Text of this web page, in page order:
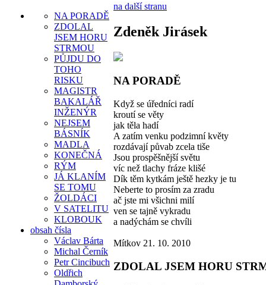
NA PORADĚ
ZDOLAL
JSEM HORU
STRMOU
PŮJDU DO
TOHO
RISKU
MAGISTR
BAKALÁŘ
INŽENÝR
NEJSEM
BÁSNÍK
MADLA
KONEČNÁ
RÝM
JÁ KLANÍM
SE TOMU
ŽOLDÁCI
V SATELITU
KLOBOUK
obsah čísla
Václav Bárta
Michal Černík
Petr Cincibuch
Oldřich
na další stranu
Zdeněk Jirásek
NA PORADĚ
Když se úředníci radí
kroutí se věty
jak těla hadí
A zatím venku podzimní květy
rozdávají půvab zcela tiše
Jsou prospěšnější světu
víc než tlachy fráze klišé
Dík těm kytkám ještě hezky je tu
Neberte to prosím za zradu
ač jste mi všichni milí
ven se tajně vykradu
a nadýchám se chvíli
Mítkov 21. 10. 2010
ZDOLAL JSEM HORU